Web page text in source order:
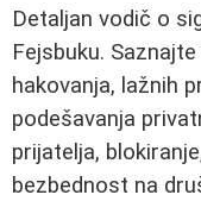
Detaljan vodič o
Fejsbuku.
hakovanja, lažnih
podešavanja
prijatelja,
bezbednost na